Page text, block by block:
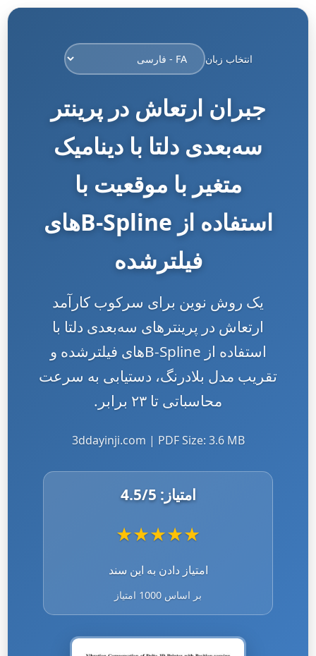
انتخاب زبان
جبران ارتعاش در پرینتر
سه‌بعدی دلتا با دینامیک
متغیر با موقعیت با
استفاده از B-Splineهای
فیلترشده
یک روش نوین برای سرکوب کارآمد
ارتعاش در پرینترهای سه‌بعدی دلتا با
استفاده از B-Splineهای فیلترشده و
تقریب مدل بلادرنگ، دستیابی به سرعت
محاسباتی تا ۲۳ برابر.
3ddayinji.com | PDF Size: 3.6 MB
امتیاز: 4.5/5
★
★
★
★
★
امتیاز دادن به این سند
بر اساس 1000 امتیاز